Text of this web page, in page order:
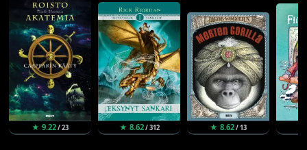
★ 9.22/ 23 ★ 8.62/ 312 ★ 8.62/ 13